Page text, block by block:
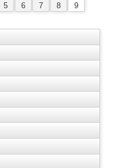
5 6 7 8
9